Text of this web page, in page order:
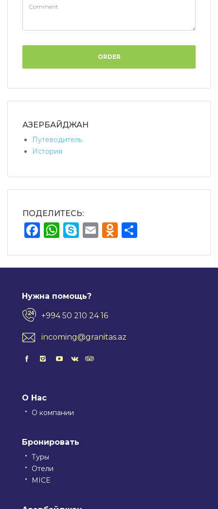
ORDER
АЗЕРБАЙДЖАН
Путеводитель
История
ПОДЕЛИТЕСЬ:
Facebook
WhatsApp
Skype
Email
Нужна помощь?
+994 50 210 24 16
incoming@granitas.az
О Нас
О компании
Бронировать
Туры
Отели
MICE